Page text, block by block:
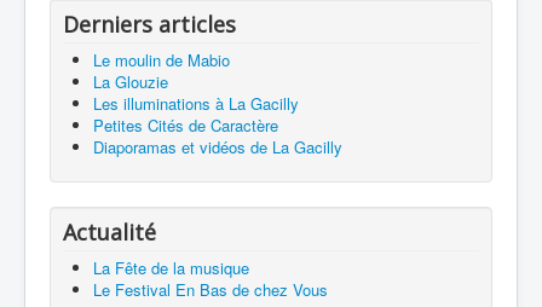
Derniers articles
Le moulin de Mabio
La Glouzie
Les illuminations à La Gacilly
Petites Cités de Caractère
Diaporamas et vidéos de La Gacilly
Actualité
La Fête de la musique
Le Festival En Bas de chez Vous